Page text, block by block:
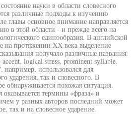
науки в области словесного
различные подходы к изучению
главы основное внимание направляется
в этой области - и прежде всего на
единообразия. В английской
на протяжении XX века выделение
получало различные названия:
accent, logical stress, prominent syllable.
использовался для
ударения, так и словесного. В
обнаруживается похожая ситуация.
оказывается термины «фраза» и
у разных авторов последний может
так и на словесное ударение.